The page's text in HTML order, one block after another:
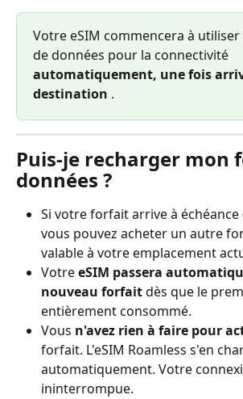
Votre eSIM commencera à
de données pour la connectivité
automatiquement, une fois
destination .
Puis-je recharger mon
données ?
Si votre forfait arrive à échéance
vous pouvez acheter un autre
valable à votre emplacement
Votre eSIM passera
nouveau forfait dès que le
entièrement consommé.
Vous n'avez rien à faire pour
forfait. L'eSIM Roamless s'en
automatiquement. Votre
ininterrompue.